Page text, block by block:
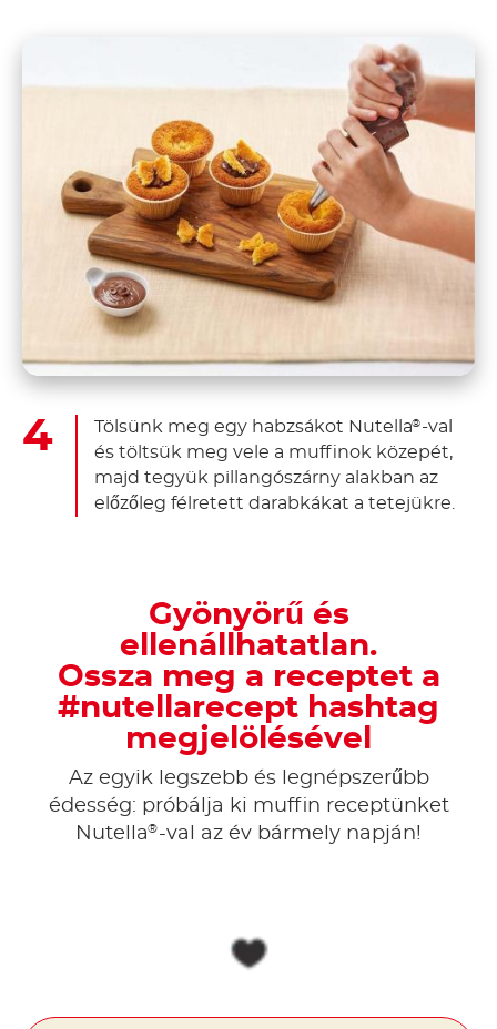
Tölsünk meg egy habzsákot Nutella® -val
és töltsük meg vele a muffinok közepét,
majd tegyük pillangószárny alakban az
előzőleg félretett darabkákat a tetejükre.
Gyönyörű és
ellenállhatatlan.
Ossza meg a receptet a
#nutellarecept hashtag
megjelölésével
Az egyik legszebb és legnépszerűbb
édesség: próbálja ki muffin receptünket
Nutella®-val az év bármely napján!